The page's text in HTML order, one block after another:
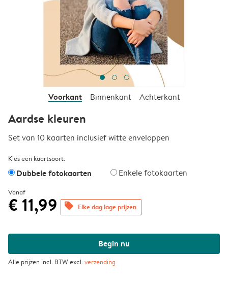
Voorkant Binnenkant Achterkant
Aardse kleuren
Set van 10 kaarten inclusief witte enveloppen
Kies een kaartsoort:
Dubbele fotokaarten Enkele fotokaarten
Vanaf
€ 11,99 offers Elke dag lage prijzen
Begin nu
Alle prijzen incl. BTW excl.verzending